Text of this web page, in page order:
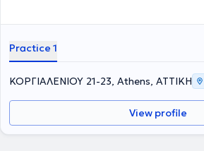
Practice 1
ΚΟΡΓΙΑΛΕΝΙΟΥ 21-23, Athens, ΑΤΤΙΚΗ
View profile